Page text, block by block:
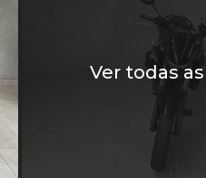
Ver todas